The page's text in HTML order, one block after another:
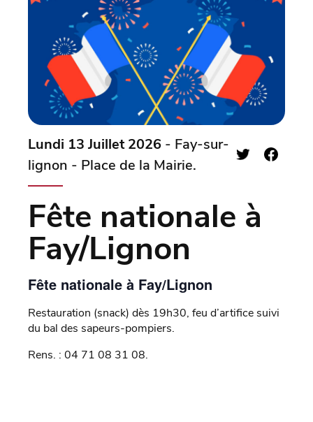
Lundi 13 Juillet 2026 - Fay-sur-
lignon - Place de la Mairie.
Fête nationale à
Fay/Lignon
Fête nationale à Fay/Lignon
Restauration (snack) dès 19h30, feu d’artifice suivi
du bal des sapeurs-pompiers.
Rens. : 04 71 08 31 08.